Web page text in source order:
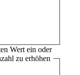
Wert ein oder
zu erhöhen